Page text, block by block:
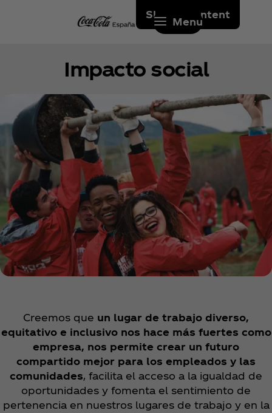
Skip to content
Menu
Impacto social
Creemos que un lugar de trabajo diverso,
equitativo e inclusivo nos hace más fuertes como
empresa, nos permite crear un futuro
compartido mejor para los empleados y las
comunidades, facilita el acceso a la igualdad de
oportunidades y fomenta el sentimiento de
pertenencia en nuestros lugares de trabajo y en la